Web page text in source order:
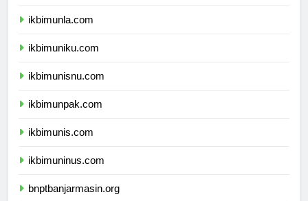
ikbimunla.com
ikbimuniku.com
ikbimunisnu.com
ikbimunpak.com
ikbimunis.com
ikbimuninus.com
bnptbanjarmasin.org